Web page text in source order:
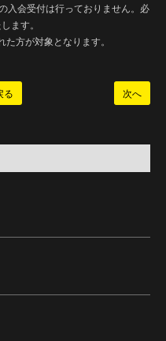
入会受付は行っておりません。必
ます。
方が対象となります。
る 次へ